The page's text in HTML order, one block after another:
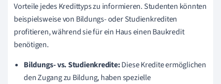
Vorteile jedes Kredittyps zu informieren. Studenten könnten
beispielsweise von Bildungs- oder Studienkrediten
profitieren, während sie für ein Haus einen Baukredit
benötigen.
Bildungs- vs. Studienkredite:Diese Kredite ermöglichen
den Zugang zu Bildung, haben spezielle